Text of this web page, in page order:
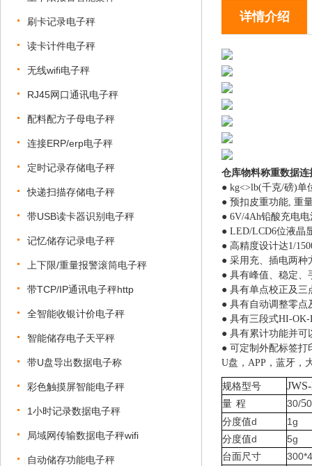
刷卡记录电子秤
读卡计件电子秤
无线wifi电子秤
RJ45网口通讯电子秤
配料配方子母电子秤
连接ERP/erp电子秤
定时记录存储电子秤
快递扫描存储电子秤
带USB读卡器识别电子秤
记忆储存记录电子秤
上下限/重量报警滚筒电子秤
带TCP/IP通讯电子秤http
全智能收银计价电子秤
智能储存电子天平秤
带U盘导出数据电子称
彩色触摸屏智能电子秤
1小时记录数据电子秤
局域网传输数据电子秤wifi
自动储存功能电子秤
详情介绍
仓库物料称重数据
● kg<>lb(千克/磅)单
● 预扣皮重功能, 重
● 6V/4Ah铅酸充电
● LED/LCD6位液晶
● 高精度设计达1/
● 采用充、插电两种
● 具有峰值、稳定、
● 具有单点校正及三
● 具有自动调整零点
● 具有三段式HI-
● 具有累计功能并可
● 可定制外配标签打
U盘，APP，蓝牙 ，
规格型号
量 程 30/5
分度值d
1g
分度值d
5g
台面尺寸